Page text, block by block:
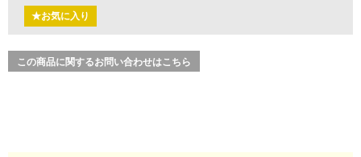
★お気に入り
この商品に関するお問い合わせはこちら